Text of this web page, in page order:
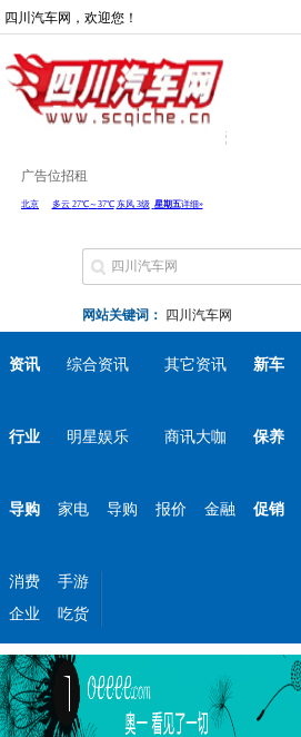
四川汽车网，欢迎您！
广告位招租
网站关键词： 四川汽车网
资讯 综合资讯 其它资讯 新车
行业 明星娱乐 商讯大咖 保养
导购 家电 导购 报价 金融 促销
消费
手游
企业
吃货